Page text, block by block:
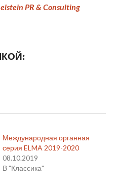
PR & Consulting
Международная органная
серия ELMA 2019-2020
08.10.2019
В "Классика"